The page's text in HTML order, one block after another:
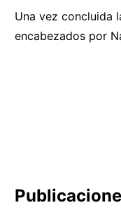
Una vez concluida
encabezados por